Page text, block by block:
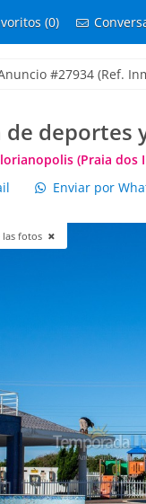
(0)
#27934 (Ref.
deportes
(Praia dos
Enviar por
las fotos